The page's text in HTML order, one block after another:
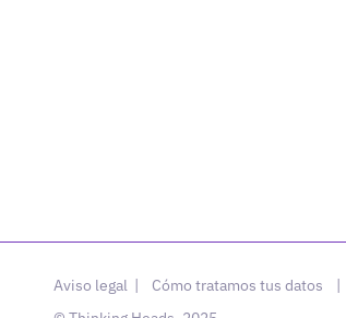
Aviso legal | Cómo tratamos tus datos |